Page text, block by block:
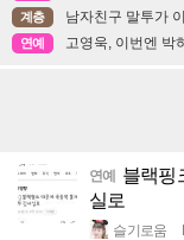
계층 남자친구 말투가
연예 고영욱, 이번엔
연예 블랙핑
실로
슬기로움